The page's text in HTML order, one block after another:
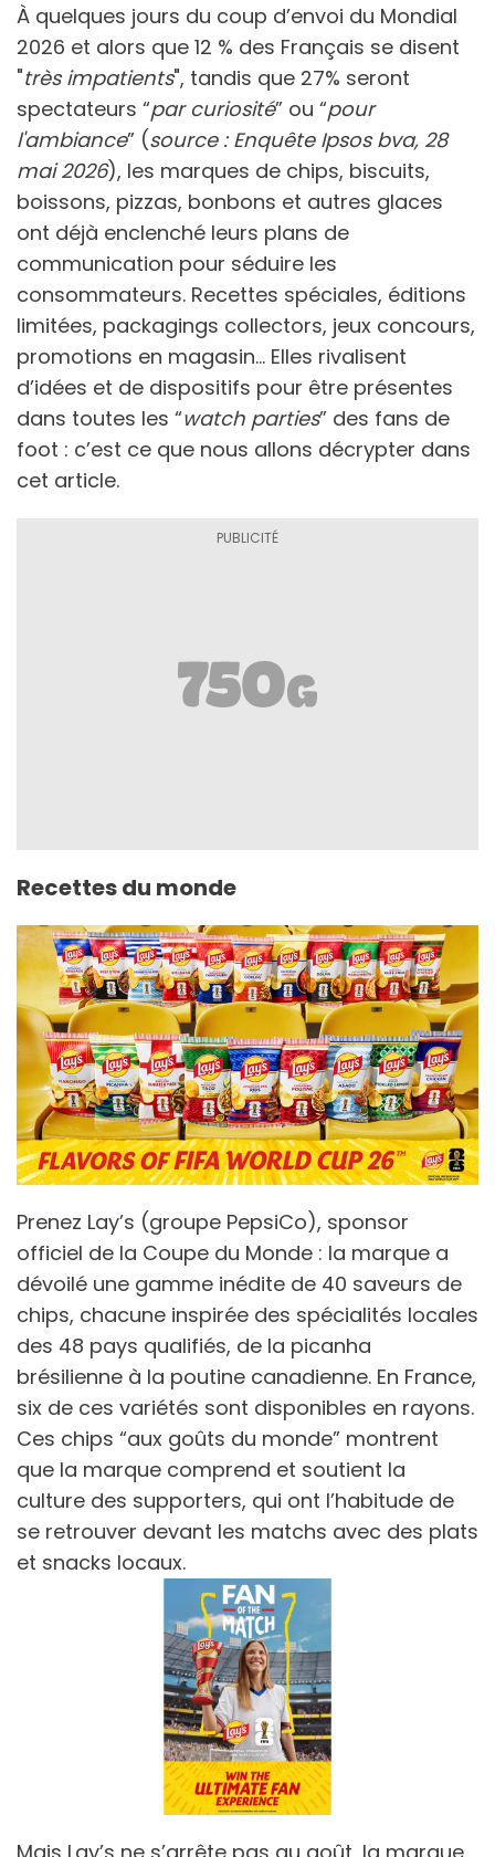
À quelques jours du coup d’envoi du Mondial
2026 et alors que 12 % des Français se disent
"très impatients", tandis que 27% seront
spectateurs “par curiosité” ou “pour
l'ambiance” (source : Enquête Ipsos bva, 28
mai 2026), les marques de chips, biscuits,
boissons, pizzas, bonbons et autres glaces
ont déjà enclenché leurs plans de
communication pour séduire les
consommateurs. Recettes spéciales, éditions
limitées, packagings collectors, jeux concours,
promotions en magasin… Elles rivalisent
d’idées et de dispositifs pour être présentes
dans toutes les “watch parties” des fans de
foot : c’est ce que nous allons décrypter dans
cet article.
Recettes du monde
Prenez Lay’s (groupe PepsiCo), sponsor
officiel de la Coupe du Monde : la marque a
dévoilé une gamme inédite de 40 saveurs de
chips, chacune inspirée des spécialités locales
des 48 pays qualifiés, de la picanha
brésilienne à la poutine canadienne. En France,
six de ces variétés sont disponibles en rayons.
Ces chips “aux goûts du monde” montrent
que la marque comprend et soutient la
culture des supporters, qui ont l’habitude de
se retrouver devant les matchs avec des plats
et snacks locaux.